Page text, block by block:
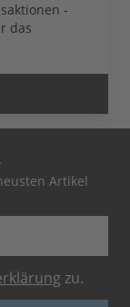
-
das
Artikel
zu.